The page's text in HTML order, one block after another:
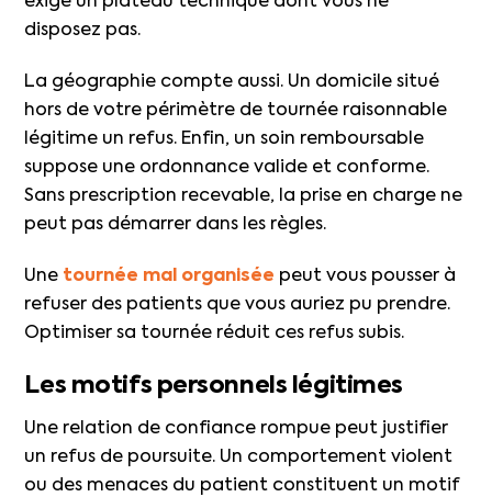
disposez pas.
La géographie compte aussi. Un domicile situé
hors de votre périmètre de tournée raisonnable
légitime un refus. Enfin, un soin remboursable
suppose une ordonnance valide et conforme.
Sans prescription recevable, la prise en charge ne
peut pas démarrer dans les règles.
Une tournée mal organisée peut vous pousser à
refuser des patients que vous auriez pu prendre.
Optimiser sa tournée réduit ces refus subis.
Les motifs personnels légitimes
Une relation de confiance rompue peut justifier
un refus de poursuite. Un comportement violent
ou des menaces du patient constituent un motif